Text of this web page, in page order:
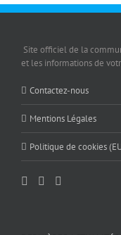
Site officiel de la
et les informations de
Contactez-nous
Mentions Légales
Politique de cookies